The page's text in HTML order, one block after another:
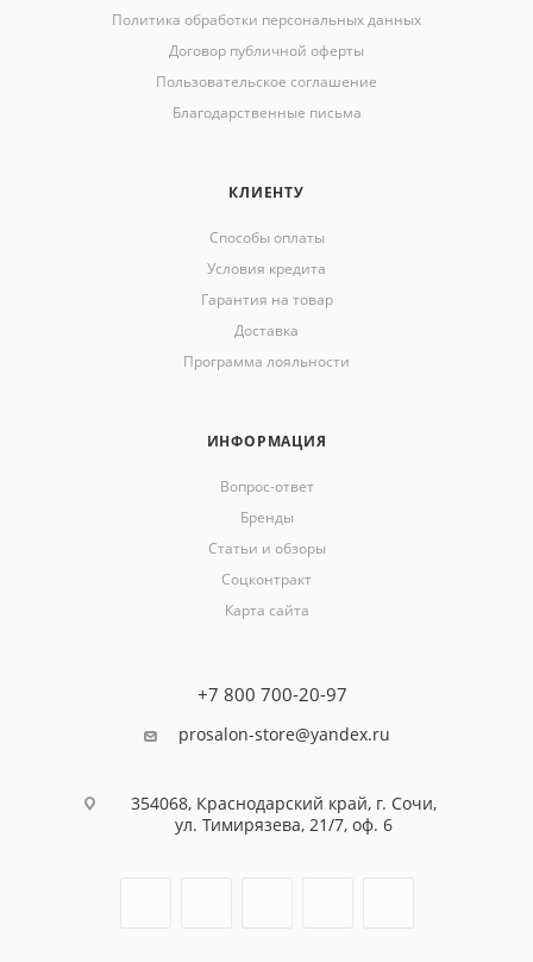
Политика обработки персональных данных
Договор публичной оферты
Пользовательское соглашение
Благодарственные письма
КЛИЕНТУ
Способы оплаты
Условия кредита
Гарантия на товар
Доставка
Программа лояльности
ИНФОРМАЦИЯ
Вопрос-ответ
Бренды
Статьи и обзоры
Соцконтракт
Карта сайта
+7 800 700-20-97
prosalon-store@yandex.ru
354068, Краснодарский край, г. Сочи,
ул. Тимирязева, 21/7, оф. 6